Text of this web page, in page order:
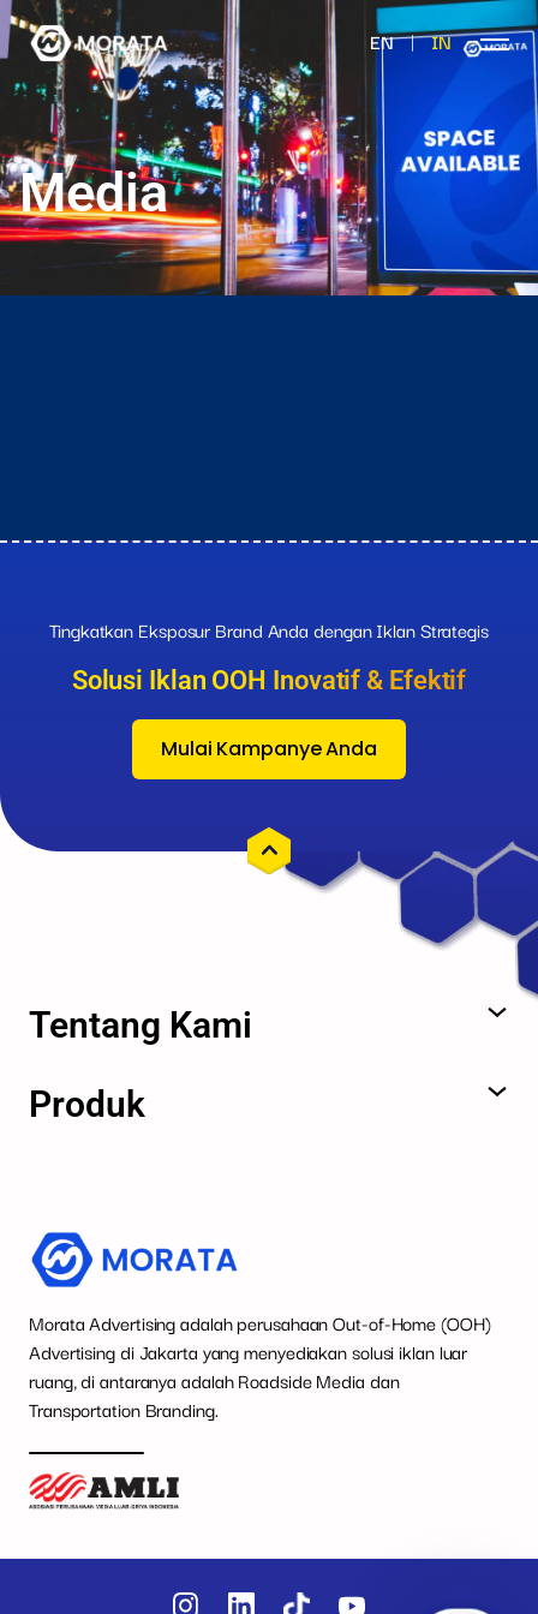
EN | IN
Media
Tingkatkan Eksposur Brand Anda dengan Iklan Strategis
Solusi Iklan OOH Inovatif & Efektif
Mulai Kampanye Anda
Tentang Kami
Produk
Morata Advertising adalah perusahaan Out-of-Home (OOH)
Advertising di Jakarta yang menyediakan solusi iklan luar
ruang, di antaranya adalah Roadside Media dan
Transportation Branding.